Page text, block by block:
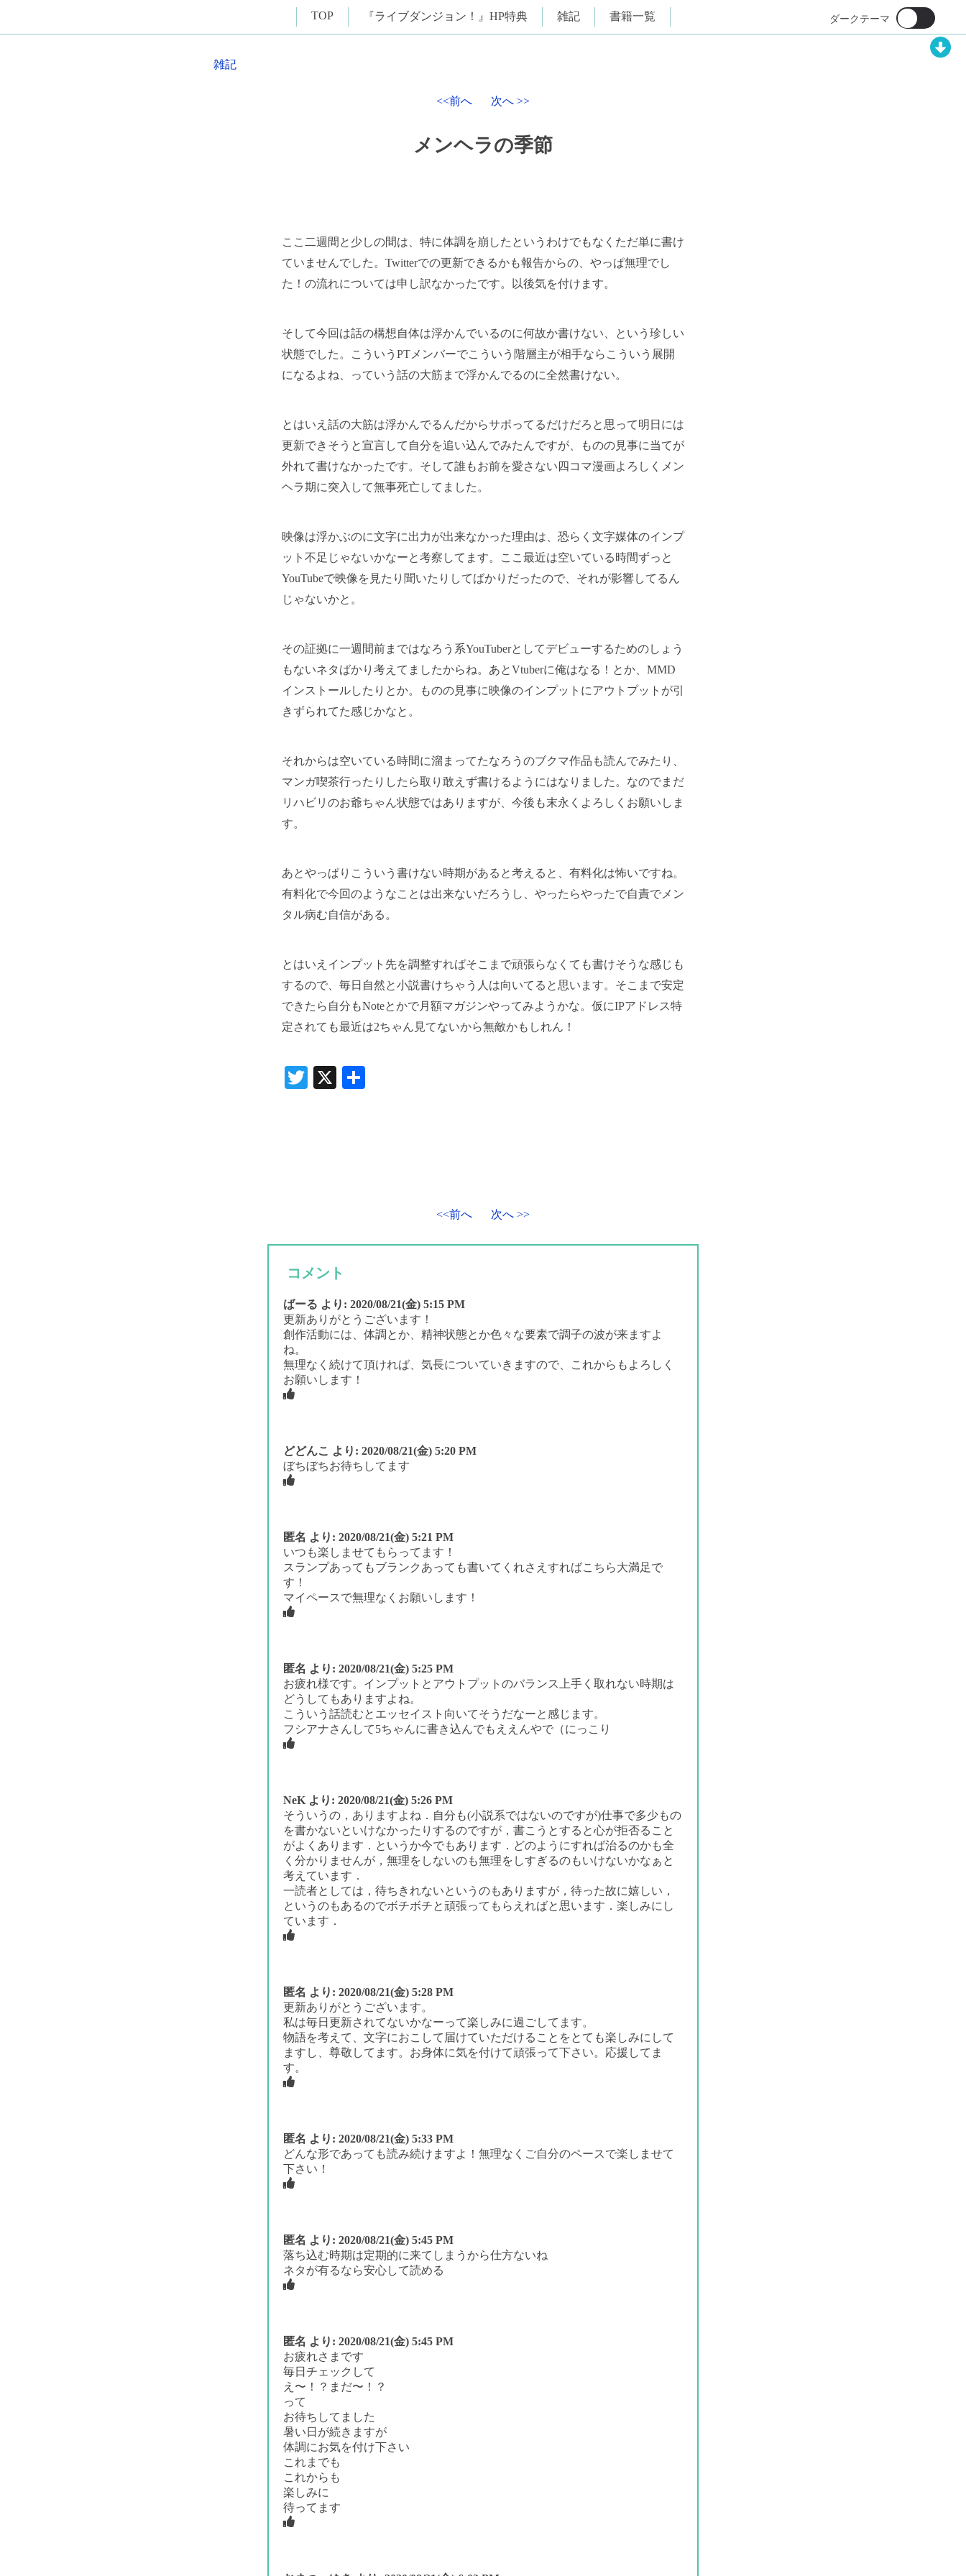
TOP 『ライブダンジョン！』HP特典 雑記 書籍一覧
雑記
<<前へ 次へ >>
メンヘラの季節
ここ二週間と少しの間は、特に体調を崩したというわけでもなくただ単に書け
ていませんでした。Twitterでの更新できるかも報告からの、やっぱ無理でし
た！の流れについては申し訳なかったです。以後気を付けます。
そして今回は話の構想自体は浮かんでいるのに何故か書けない、という珍しい
状態でした。こういうPTメンバーでこういう階層主が相手ならこういう展開
になるよね、っていう話の大筋まで浮かんでるのに全然書けない。
とはいえ話の大筋は浮かんでるんだからサボってるだけだろと思って明日には
更新できそうと宣言して自分を追い込んでみたんですが、ものの見事に当てが
外れて書けなかったです。そして誰もお前を愛さない四コマ漫画よろしくメン
ヘラ期に突入して無事死亡してました。
映像は浮かぶのに文字に出力が出来なかった理由は、恐らく文字媒体のインプ
ット不足じゃないかなーと考察してます。ここ最近は空いている時間ずっと
YouTubeで映像を見たり聞いたりしてばかりだったので、それが影響してるん
じゃないかと。
その証拠に一週間前まではなろう系YouTuberとしてデビューするためのしょう
もないネタばかり考えてましたからね。あとVtuberに俺はなる！とか、MMD
インストールしたりとか。ものの見事に映像のインプットにアウトプットが引
きずられてた感じかなと。
それからは空いている時間に溜まってたなろうのブクマ作品も読んでみたり、
マンガ喫茶行ったりしたら取り敢えず書けるようにはなりました。なのでまだ
リハビリのお爺ちゃん状態ではありますが、今後も末永くよろしくお願いしま
す。
あとやっぱりこういう書けない時期があると考えると、有料化は怖いですね。
有料化で今回のようなことは出来ないだろうし、やったらやったで自責でメン
タル病む自信がある。
とはいえインプット先を調整すればそこまで頑張らなくても書けそうな感じも
するので、毎日自然と小説書けちゃう人は向いてると思います。そこまで安定
できたら自分もNoteとかで月額マガジンやってみようかな。仮にIPアドレス特
定されても最近は2ちゃん見てないから無敵かもしれん！
Twitter
X
<<前へ 次へ >>
コメント
ばーる より: 2020/08/21(金) 5:15 PM
更新ありがとうございます！
創作活動には、体調とか、精神状態とか色々な要素で調子の波が来ますよ
ね。
無理なく続けて頂ければ、気長についていきますので、これからもよろしく
お願いします！
どどんこ より: 2020/08/21(金) 5:20 PM
ぼちぼちお待ちしてます
匿名 より: 2020/08/21(金) 5:21 PM
いつも楽しませてもらってます！
スランプあってもブランクあっても書いてくれさえすればこちら大満足で
す！
マイペースで無理なくお願いします！
匿名 より: 2020/08/21(金) 5:25 PM
お疲れ様です。インプットとアウトプットのバランス上手く取れない時期は
どうしてもありますよね。
こういう話読むとエッセイスト向いてそうだなーと感じます。
フシアナさんして5ちゃんに書き込んでもええんやで（にっこり
NeK より: 2020/08/21(金) 5:26 PM
そういうの，ありますよね．自分も(小説系ではないのですが)仕事で多少もの
を書かないといけなかったりするのですが，書こうとすると心が拒否ること
がよくあります．というか今でもあります．どのようにすれば治るのかも全
く分かりませんが，無理をしないのも無理をしすぎるのもいけないかなぁと
考えています．
一読者としては，待ちきれないというのもありますが，待った故に嬉しい，
というのもあるのでボチボチと頑張ってもらえればと思います．楽しみにし
ています．
匿名 より: 2020/08/21(金) 5:28 PM
更新ありがとうございます。
私は毎日更新されてないかなーって楽しみに過ごしてます。
物語を考えて、文字におこして届けていただけることをとても楽しみにして
ますし、尊敬してます。お身体に気を付けて頑張って下さい。応援してま
す。
匿名 より: 2020/08/21(金) 5:33 PM
どんな形であっても読み続けますよ！無理なくご自分のペースで楽しませて
下さい！
匿名 より: 2020/08/21(金) 5:45 PM
落ち込む時期は定期的に来てしまうから仕方ないね
ネタが有るなら安心して読める
匿名 より: 2020/08/21(金) 5:45 PM
お疲れさまです
毎日チェックして
え〜！？まだ〜！？
って
お待ちしてました
暑い日が続きますが
体調にお気を付け下さい
これまでも
これからも
楽しみに
待ってます